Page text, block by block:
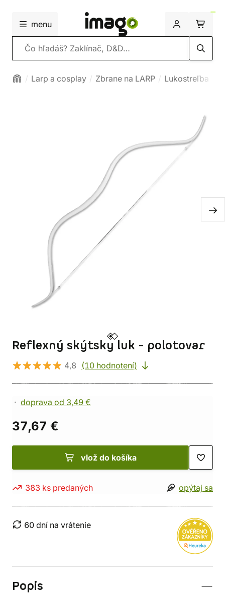
menu
Vyhľadávanie
Larp a cosplay Zbrane na LARP Lukostreľba
Reflexný skýtsky luk - polotovar
4,8 (10 hodnotení)
doprava od 3,49 €
37,67 €
vlož do košíka
383 ks predaných opýtaj sa
60 dní na vrátenie
Popis